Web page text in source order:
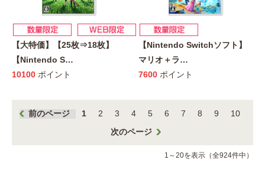
【大特価】【25枚⇒18枚】
【Nintendo S…
10100 ポイント
【Nintendo Switchソフト】
マリオ＋ラ…
7600 ポイント
前のページ 1 2 3 4 5 6 7 8 9
10
次のページ
1～20を表示（全924件中）